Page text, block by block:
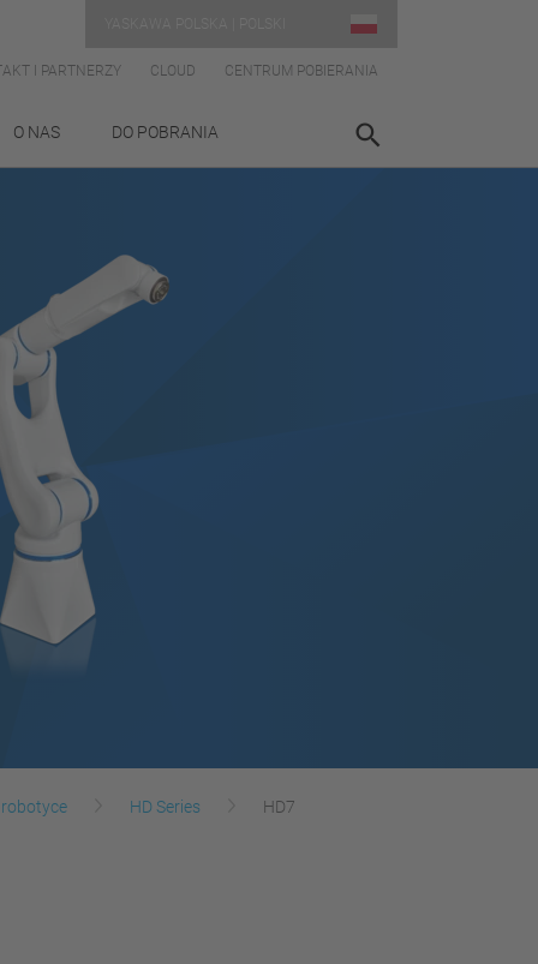
I PARTNERZY CLOUD CENTRUM POBIERANIA
O NAS DO POBRANIA
HD Series HD7